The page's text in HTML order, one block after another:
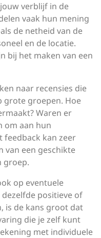
verblijf in de
vaak hun mening
de netheid van de
en de locatie.
bij het maken van een
naar recensies die
grote groepen. Hoe
Waren er
om aan hun
feedback kan zeer
van een geschikte
groep.
op eventuele
positieve of
is de kans groot dat
die je zelf kunt
met individuele